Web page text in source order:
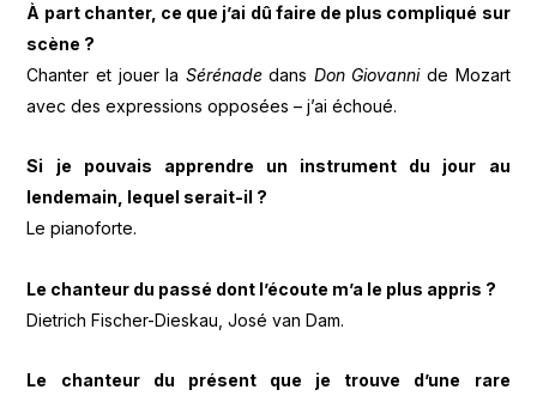
À part chanter, ce que j’ai dû faire de plus compliqué sur
scène ?
Chanter et jouer la Sérénadedans Don Giovannide Mozart
avec des expressions opposées – j’ai échoué.
Si je pouvais apprendre un instrument du jour au
lendemain, lequel serait-il ?
Le pianoforte.
Le chanteur du passé dont l’écoute m’a le plus appris ?
Dietrich Fischer-Dieskau, José van Dam.
Le chanteur du présent que je trouve d’une rare